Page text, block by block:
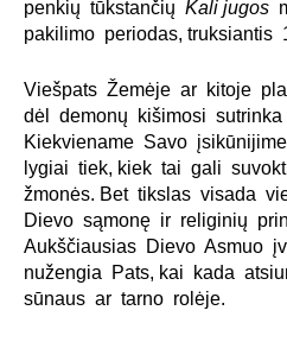
penkių tūkstančių Kali jugos
pakilimo periodas, truksiantis
Viešpats Žemėje ar kitoje
dėl demonų kišimosi
Kiekviename Savo
lygiai tiek, kiek tai gali
žmonės. Bet tikslas visada
Dievo sąmonę ir religinių
Aukščiausias Dievo Asmuo
nužengia Pats, kai kada
sūnaus ar tarno rolėje.